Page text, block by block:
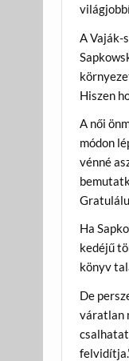
A Vaják-
Hiszen
A női
módon
vénné
Ha
kedéjű
könyv
De
váratlan